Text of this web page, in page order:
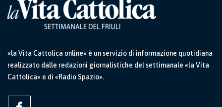
«la Vita Cattolica online» è un servizio di informazione quotidiana
realizzato dalle redazioni giornalistiche del settimanale «la Vita
Cattolica» e di «Radio Spazio».